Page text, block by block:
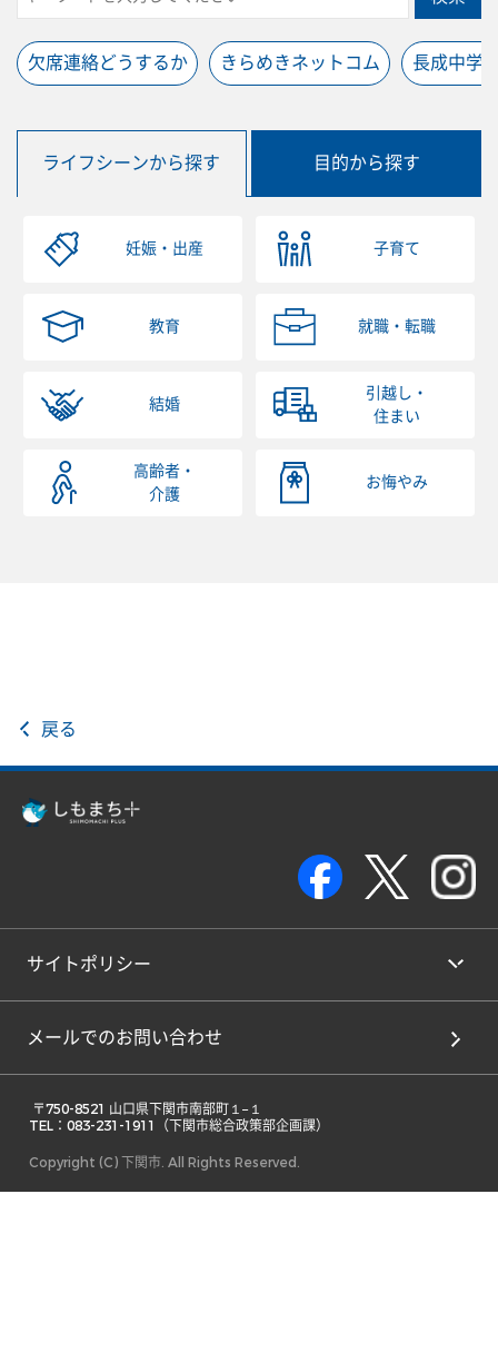
欠席連絡どうするか きらめきネットコム 長成中学
ライフシーンから探す 目的から探す
妊娠・出産 子育て
教育 就職・転職
結婚
引越し・
住まい
高齢者・
介護
お悔やみ
戻る
サイトポリシー
メールでのお問い合わせ
TEL：083-231-1911（下関市総合政策部企画課）
Copyright (C) 下関市. All Rights Reserved.